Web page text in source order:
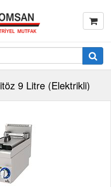
9 Litre (Elektrikli)